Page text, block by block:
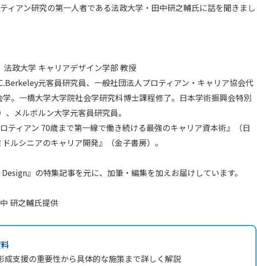
ィアン研究の第一人者である法政大学・田中研之輔氏に話を聞きまし
政大学 キャリアデザイン学部 教授
元客員研究員、一般社団法人プロティアン・キャリア協会代
。一橋大学大学院社会学研究科博士課程修了。日本学術振興会特別
メルボルン大学元客員研究員。
ティアン 70歳まで第一線で働き続ける最強のキャリア資本術』（日
ルシニアのキャリア開発』（金子書房）。
』の特集記事を元に、加筆・編集を加えお届けしています。
研之輔氏提供
成支援の重要性から具体的な施策まで詳しく解説